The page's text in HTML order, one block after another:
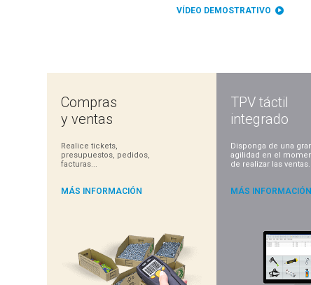
VÍDEO DEMOSTRATIVO
Compras
y ventas
Realice tickets,
presupuestos, pedidos,
facturas...
MÁS INFORMACIÓN
TPV táctil
integrado
Disponga de una
agilidad en el
de realizar las ventas.
MÁS INFORMACIÓN